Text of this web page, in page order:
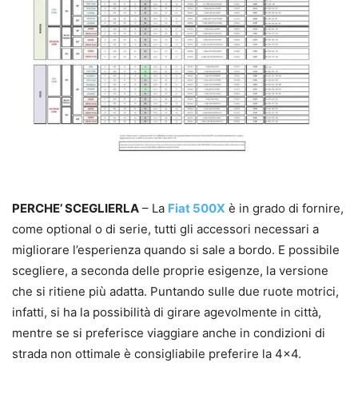
PERCHE’ SCEGLIERLA – La Fiat 500X è in grado di fornire,
come optional o di serie, tutti gli accessori necessari a
migliorare l’esperienza quando si sale a bordo. E possibile
scegliere, a seconda delle proprie esigenze, la versione
che si ritiene più adatta. Puntando sulle due ruote motrici,
infatti, si ha la possibilità di girare agevolmente in città,
mentre se si preferisce viaggiare anche in condizioni di
strada non ottimale è consigliabile preferire la 4×4.